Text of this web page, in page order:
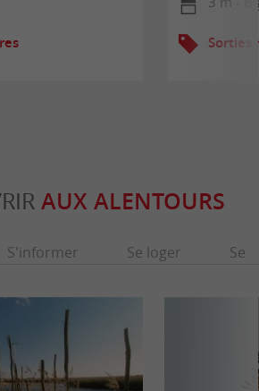
Sorties
AUX ALENTOURS
S'informer Se loger Se